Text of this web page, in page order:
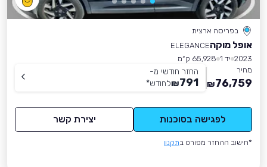
בפריסה ארצית
אופל מוקהELEGANCE
2023 יד 1
65,928 ק״מ
מחיר
76,759
₪
החזר חודשי מ-
791
₪לחודש*
לפגישה בסוכנות יצירת קשר
*חישוב ההחזר מפורט בתקנון